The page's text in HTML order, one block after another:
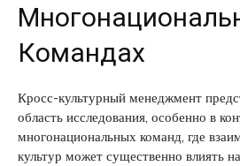
Командах
Кросс-культурный менеджмент
область исследования, особенно в
многонациональных команд, где
культур может существенно влиять